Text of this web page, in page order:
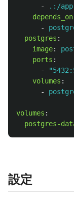
-
.:/app
depends_on
-
postgres :
image:
ports :
-
"
volumes :
-
volumes :
postgres-
設定